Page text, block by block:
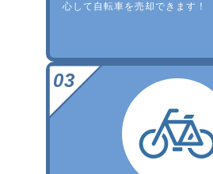
心して自転車を売却できます！